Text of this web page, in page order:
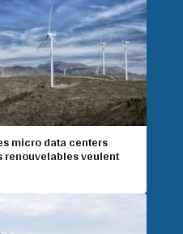
micro data centers
veulent